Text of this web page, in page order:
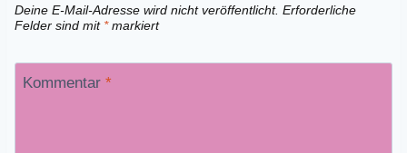
Deine E-Mail-Adresse wird nicht veröffentlicht. Erforderliche
Felder sind mit *markiert
Kommentar *